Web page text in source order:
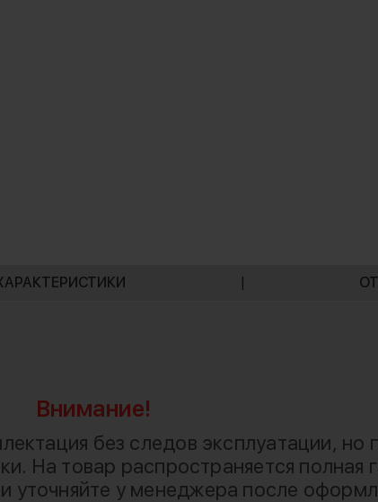
|
Внимание!
без следов эксплуатации,
На товар распространяется полная
уточняйте у менеджера после